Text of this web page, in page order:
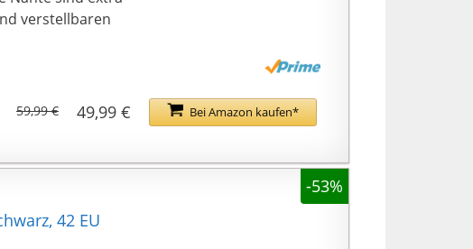
verstellbaren
Bei Amazon kaufen*
49,99 €
59,99 €
-53%
42 EU